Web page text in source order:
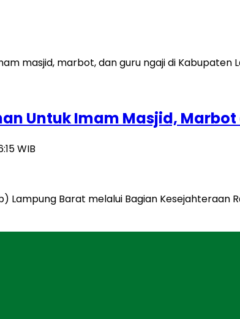
Untuk Imam Masjid,
WIB
Lampung Barat melalui Bagian